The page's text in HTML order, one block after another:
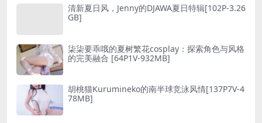
清新夏日风，Jenny的DJAWA夏日特辑[102P-3.26
GB]
柒柒要乖哦的夏树繁花cosplay：探索角色与风格
的完美融合 [64P1V-932MB]
胡桃猫Kurumineko的南半球竞泳风情[137P7V-4
78MB]